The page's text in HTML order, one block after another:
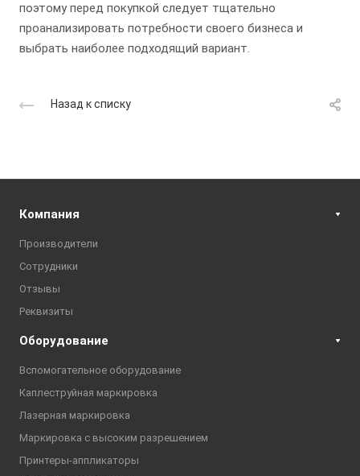
поэтому перед покупкой следует тщательно
проанализировать потребности своего бизнеса и
выбрать наиболее подходящий вариант.
Назад к списку
Компания
Производители
Сотрудники
Отзывы
Реквизиты
Оборудование
Вспомогательное оборудование
Каплеструйная маркировка
Лазерная маркировка
Маркировка с высоким разрешением
Принтеры-аппликаторы